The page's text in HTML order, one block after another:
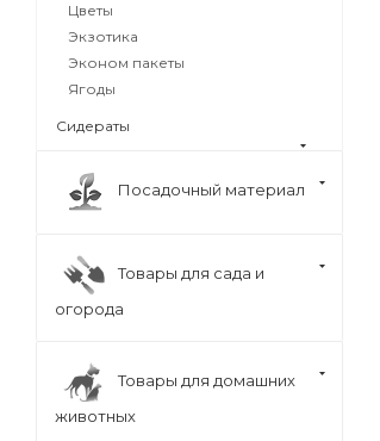
Цветы
Экзотика
Эконом пакеты
Ягоды
Сидераты
Посадочный материал
Товары для сада и
огорода
Товары для домашних
животных